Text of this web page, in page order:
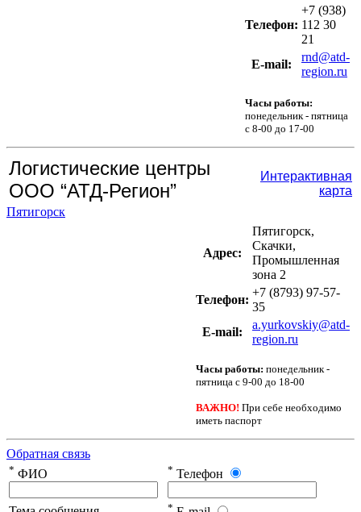
Телефон:
+7 (938)
112 30
21
Е-mail:
rnd@atd-
region.ru
Часы работы:
понедельник - пятница
с 8-00 до 17-00
Логистические центры
ООО “АТД-Регион”
Интерактивная
карта
Пятигорск
Адрес:
Пятигорск,
Скачки,
Промышленная
зона 2
Телефон:
+7 (8793) 97-57-
35
Е-mail:
a.yurkovskiy@atd-
region.ru
Часы работы: понедельник -
пятница с 9-00 до 18-00
ВАЖНО! При себе необходимо
иметь паспорт
Обратная связь
* ФИО * Телефон
*